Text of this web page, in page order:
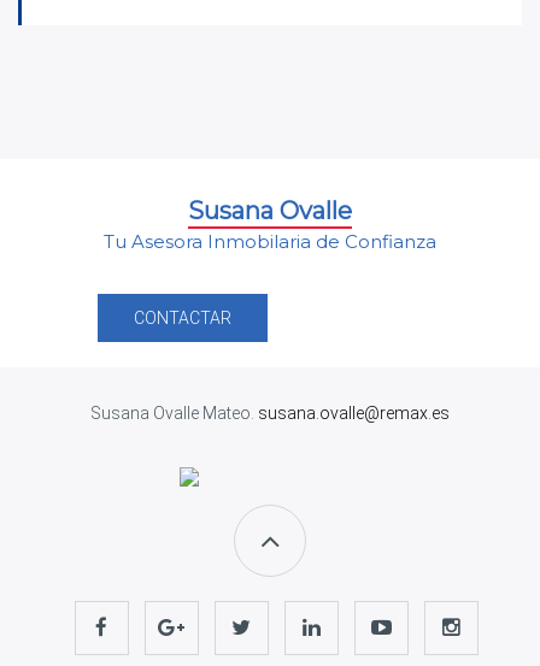
Susana Ovalle
Tu Asesora Inmobilaria de Confianza
CONTACTAR
Susana Ovalle Mateo. susana.ovalle@remax.es